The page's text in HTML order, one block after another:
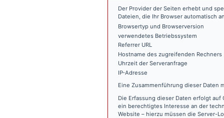
Der Provider der Seiten erhebt und
Dateien, die Ihr Browser automatisch
Browsertyp und Browserversion
verwendetes Betriebssystem
Referrer URL
Hostname des zugreifenden Rechners
Uhrzeit der Serveranfrage
IP-Adresse
Eine Zusammenführung dieser Daten
Die Erfassung dieser Daten erfolgt auf
ein berechtigtes Interesse an der
Website – hierzu müssen die Server-